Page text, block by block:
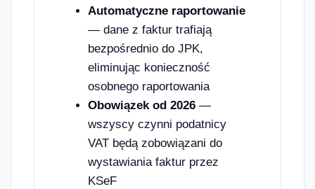
Automatyczne raportowanie
— dane z faktur trafiają
bezpośrednio do JPK,
eliminując konieczność
osobnego raportowania
Obowiązek od 2026 —
wszyscy czynni podatnicy
VAT będą zobowiązani do
wystawiania faktur przez
KSeF